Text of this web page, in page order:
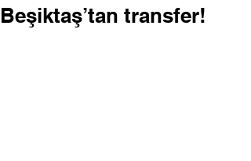
Beşiktaş’tan transfer!